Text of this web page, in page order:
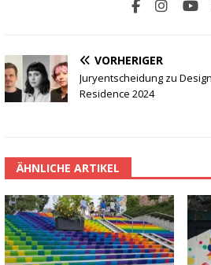
VORHERIGER
Juryentscheidung zu
Residence 2024
ÄHNLICHE ARTIKEL